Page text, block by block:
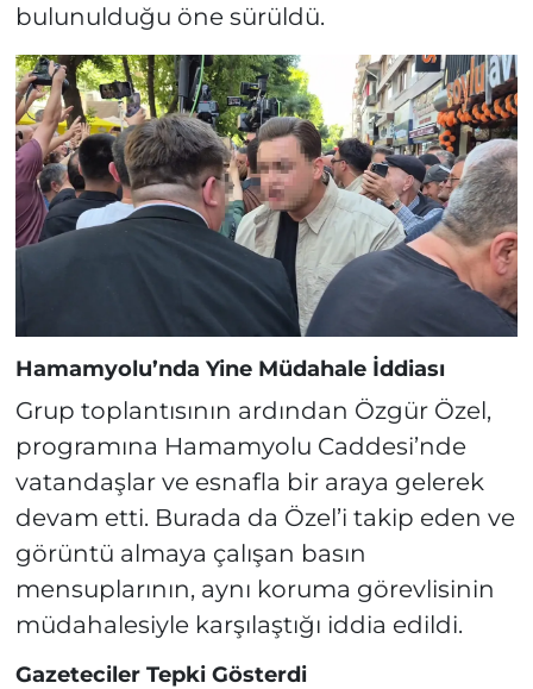
bulunulduğu öne sürüldü.
Hamamyolu’nda Yine Müdahale İddiası
Grup toplantısının ardından Özgür Özel,
programına Hamamyolu Caddesi’nde
vatandaşlar ve esnafla bir araya gelerek
devam etti. Burada da Özel’i takip eden ve
görüntü almaya çalışan basın
mensuplarının, aynı koruma görevlisinin
müdahalesiyle karşılaştığı iddia edildi.
Gazeteciler Tepki Gösterdi